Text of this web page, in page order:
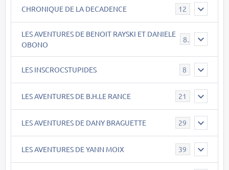
CHRONIQUE DE LA DECADENCE 12
LES AVENTURES DE BENOIT RAYSKI ET DANIELE
OBONO
8
LES INSCROCSTUPIDES 8
LES AVENTURES DE B.H.LE RANCE 21
LES AVENTURES DE DANY BRAGUETTE 29
LES AVENTURES DE YANN MOIX 39